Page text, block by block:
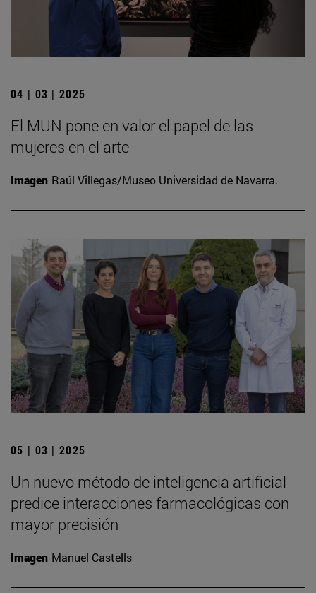
04 | 03 | 2025
El MUN pone en valor el papel de las
mujeres en el arte
Imagen Raúl Villegas/Museo Universidad de Navarra.
05 | 03 | 2025
Un nuevo método de inteligencia artificial
predice interacciones farmacológicas con
mayor precisión
Imagen Manuel Castells